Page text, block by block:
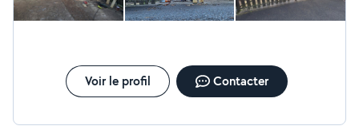
Voir le profil Contacter